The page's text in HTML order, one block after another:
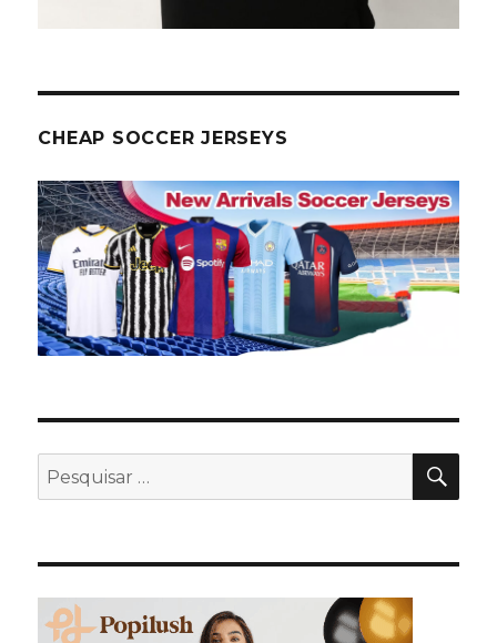
CHEAP SOCCER JERSEYS
Pesquisar
por: